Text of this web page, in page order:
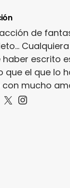
de
haber escrito
que el que lo
con mucho